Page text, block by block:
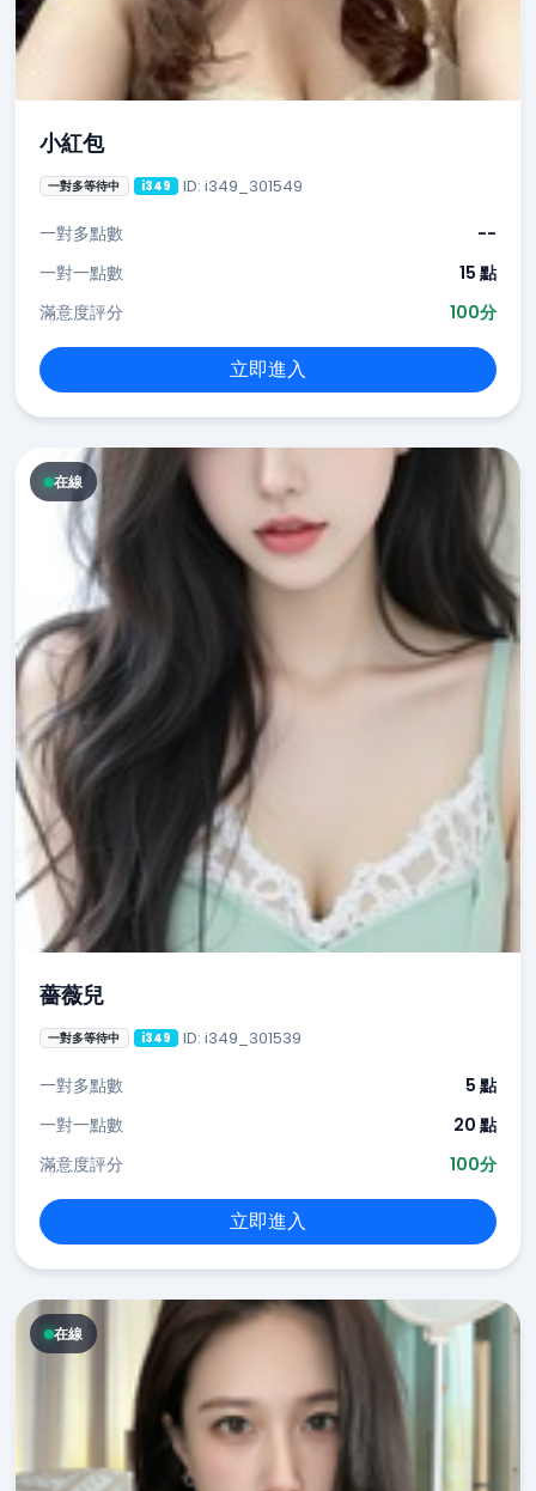
小紅包
一對多等待中 i349 ID: i349_301549
一對多點數
--
一對一點數
15 點
滿意度評分
100分
立即進入
在線
薔薇兒
一對多等待中 i349 ID: i349_301539
一對多點數
5 點
一對一點數
20 點
滿意度評分
100分
立即進入
在線